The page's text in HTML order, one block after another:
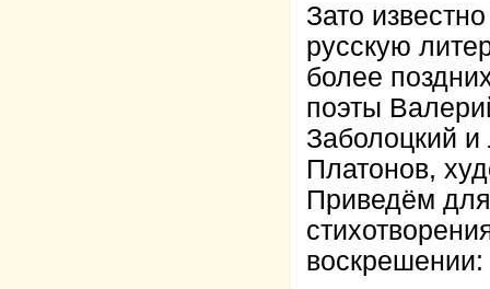
Зато
русскую
более
поэты
Заболоцкий
Платонов,
Приведём
воскрешении: